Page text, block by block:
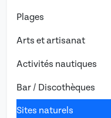
Plages
Arts et artisanat
Activités nautiques
Bar / Discothèques
Sites naturels